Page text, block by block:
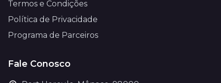
Termos e Condições
Política de Privacidade
Programa de Parceiros
Fale Conosco